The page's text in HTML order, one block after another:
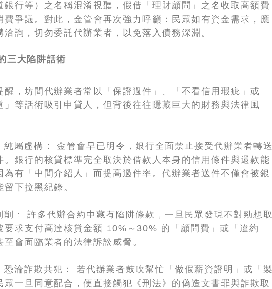
銀行等）之名稱混淆視聽，假借「理財顧問」之名收取高額費
費爭議。對此，金管會再次強力呼籲：民眾如有資金需求，應
洽詢，切勿委託代辦業者，以免落入債務深淵。
三大陷阱話術
醒，坊間代辦業者常以「保證過件」、「不看信用瑕疵」或
」等話術吸引申貸人，但背後往往隱藏巨大的財務與法律風
純屬虛構： 金管會早已明令，銀行全面禁止接受代辦業者轉送
。銀行的核貸標準完全取決於借款人本身的信用條件與還款能
為有「中間介紹人」而提高過件率。代辦業者送件不僅會被銀
下拉黑紀錄。
削： 許多代辦合約中藏有陷阱條款，一旦民眾發現不對勁想取
要求支付高達核貸金額 10%～30% 的「顧問費」或「違約
至會面臨業者的法律訴訟威脅。
恐淪詐欺共犯： 若代辦業者鼓吹幫忙「做假薪資證明」或「製
眾一旦同意配合，便直接觸犯《刑法》的偽造文書罪與詐欺取